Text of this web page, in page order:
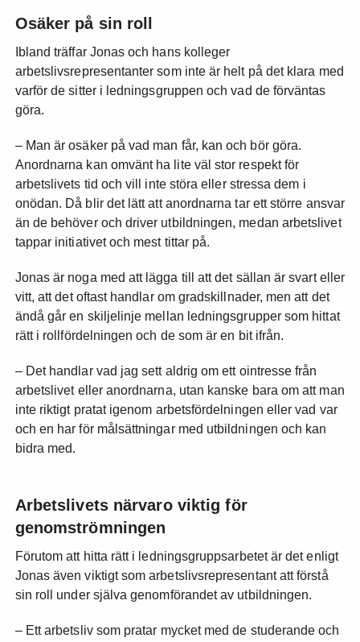
Osäker på sin roll
Ibland träffar Jonas och hans kolleger
arbetslivsrepresentanter som inte är helt på det klara med
varför de sitter i ledningsgruppen och vad de förväntas
göra.
– Man är osäker på vad man får, kan och bör göra.
Anordnarna kan omvänt ha lite väl stor respekt för
arbetslivets tid och vill inte störa eller stressa dem i
onödan. Då blir det lätt att anordnarna tar ett större ansvar
än de behöver och driver utbildningen, medan arbetslivet
tappar initiativet och mest tittar på.
Jonas är noga med att lägga till att det sällan är svart eller
vitt, att det oftast handlar om gradskillnader, men att det
ändå går en skiljelinje mellan ledningsgrupper som hittat
rätt i rollfördelningen och de som är en bit ifrån.
– Det handlar vad jag sett aldrig om ett ointresse från
arbetslivet eller anordnarna, utan kanske bara om att man
inte riktigt pratat igenom arbetsfördelningen eller vad var
och en har för målsättningar med utbildningen och kan
bidra med.
Arbetslivets närvaro viktig för
genomströmningen
Förutom att hitta rätt i ledningsgruppsarbetet är det enligt
Jonas även viktigt som arbetslivsrepresentant att förstå
sin roll under själva genomförandet av utbildningen.
– Ett arbetsliv som pratar mycket med de studerande och